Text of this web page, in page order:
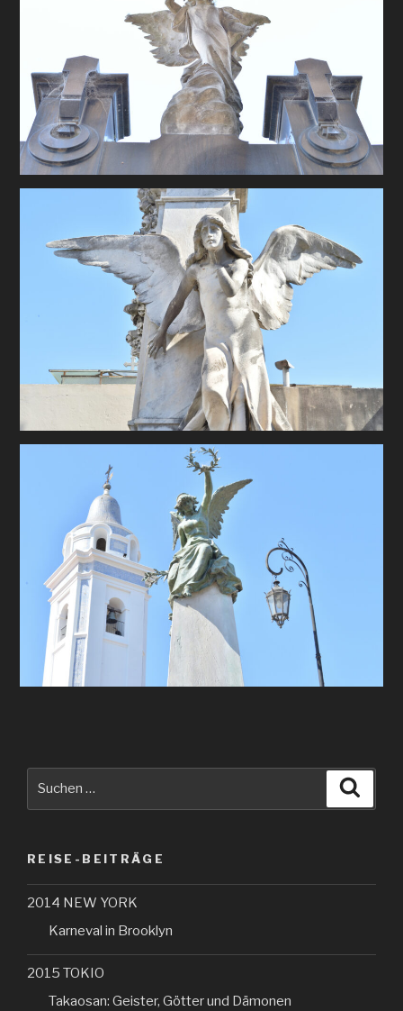
REISE-BEITRÄGE
2014 NEW YORK
Karneval in Brooklyn
2015 TOKIO
Takaosan: Geister, Götter und Dämonen